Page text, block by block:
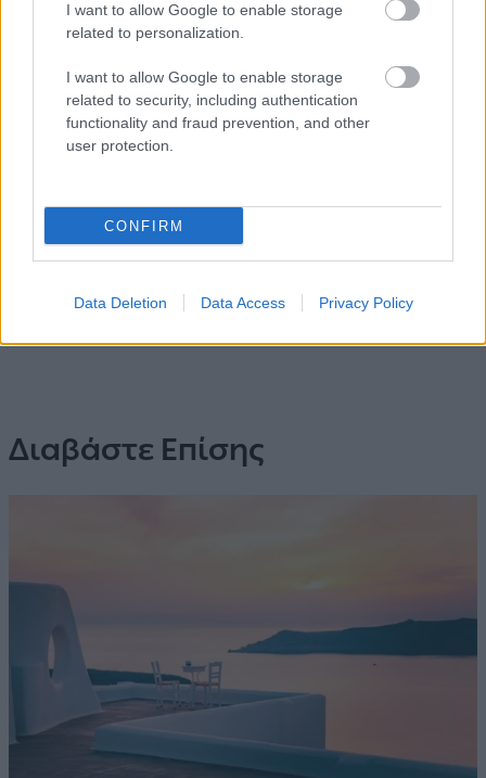
I want to allow Google to enable storage
related to personalization.
I want to allow Google to enable storage
related to security, including authentication
functionality and fraud prevention, and other
user protection.
CONFIRM
Data Deletion Data Access Privacy Policy
Έλεγχος Διαθεσιμότητας και Κράτηση
Διαβάστε Επίσης